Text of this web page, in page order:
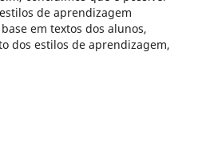
de aprendizagem
em textos dos alunos,
dos estilos de aprendizagem,